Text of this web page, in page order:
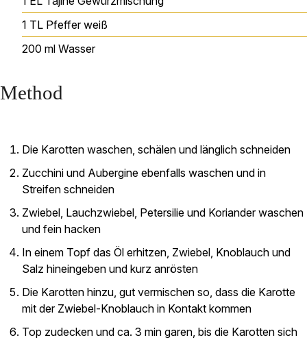
1 TL Pfeffer weiß
200 ml Wasser
Method
Die Karotten waschen, schälen und länglich schneiden
Zucchini und Aubergine ebenfalls waschen und in
Streifen schneiden
Zwiebel, Lauchzwiebel, Petersilie und Koriander waschen
und fein hacken
In einem Topf das Öl erhitzen, Zwiebel, Knoblauch und
Salz hineingeben und kurz anrösten
Die Karotten hinzu, gut vermischen so, dass die Karotte
mit der Zwiebel-Knoblauch in Kontakt kommen
Top zudecken und ca. 3 min garen, bis die Karotten sich